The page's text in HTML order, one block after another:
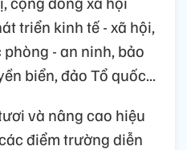
triển kinh tế - xã hội,
- an ninh, bảo
biển, đảo Tổ quốc...
và nâng cao hiệu
điểm trường diễn